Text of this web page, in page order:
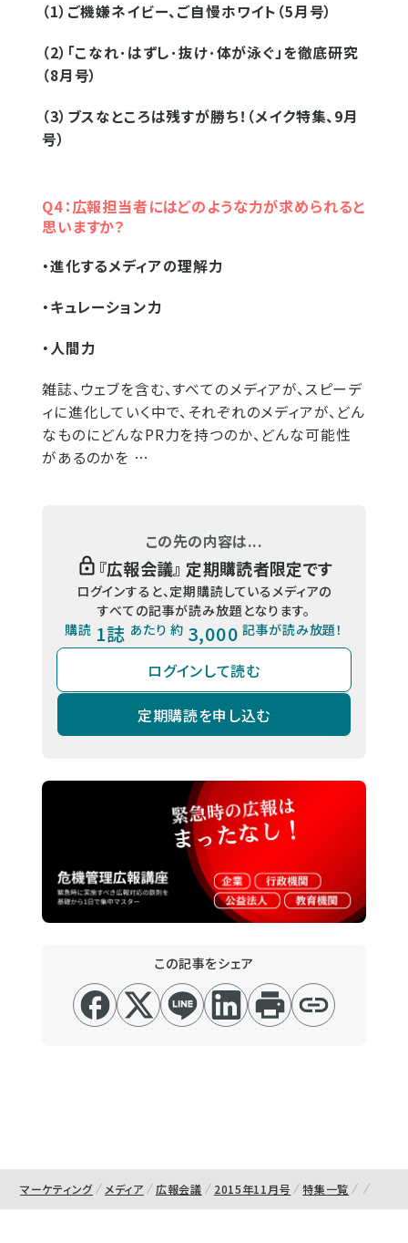
（1）ご機嫌ネイビー、ご自慢ホワイト（5月号）
（2）「こなれ･はずし･抜け･体が泳ぐ」を徹底研究
（8月号）
（3）ブスなところは残すが勝ち！（メイク特集、9月
号）
Q4：広報担当者にはどのような力が求められると
思いますか？
・進化するメディアの理解力
・キュレーション力
・人間力
雑誌、ウェブを含む、すべてのメディアが、スピーデ
ィに進化していく中で、それぞれのメディアが、どん
なものにどんなPR力を持つのか、どんな可能性
があるのかを …
この先の内容は...
『広報会議』 定期購読者限定です
ログインすると、定期購読しているメディアの
すべての記事が読み放題となります。
購読 1誌 あたり 約 3,000 記事が読み放題！
ログインして読む
定期購読を申し込む
この記事をシェア
マーケティング メディア 広報会議 2015年11月号 特集一覧